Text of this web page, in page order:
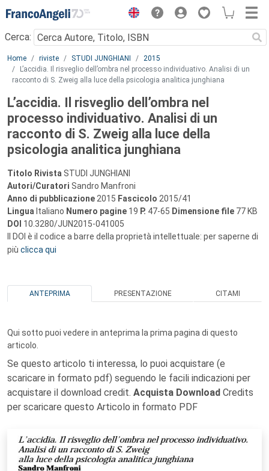
Menu
Cerca:
Main content
Home riviste STUDI JUNGHIANI
2015
L’accidia. Il risveglio dell’ombra nel processo individuativo. Analisi di un
racconto di S. Zweig alla luce della psicologia analitica junghiana
L’accidia. Il risveglio dell’ombra nel
processo individuativo. Analisi di un
racconto di S. Zweig alla luce della
psicologia analitica junghiana
Titolo Rivista STUDI JUNGHIANI
Autori/Curatori Sandro Manfroni
Anno di pubblicazione 2015 Fascicolo 2015/41
Lingua Italiano Numero pagine 19 P. 47-65 Dimensione file 77 KB
DOI 10.3280/JUN2015-041005
Il DOI è il codice a barre della proprietà intellettuale: per saperne di
più clicca qui
ANTEPRIMA PRESENTAZIONE CITAMI
Qui sotto puoi vedere in anteprima la prima pagina di questo
articolo.
Se questo articolo ti interessa, lo puoi acquistare (e
scaricare in formato pdf) seguendo le facili indicazioni per
acquistare il download credit. Acquista Download Credits
per scaricare questo Articolo in formato PDF